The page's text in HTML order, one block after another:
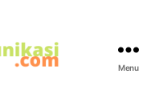
Menu